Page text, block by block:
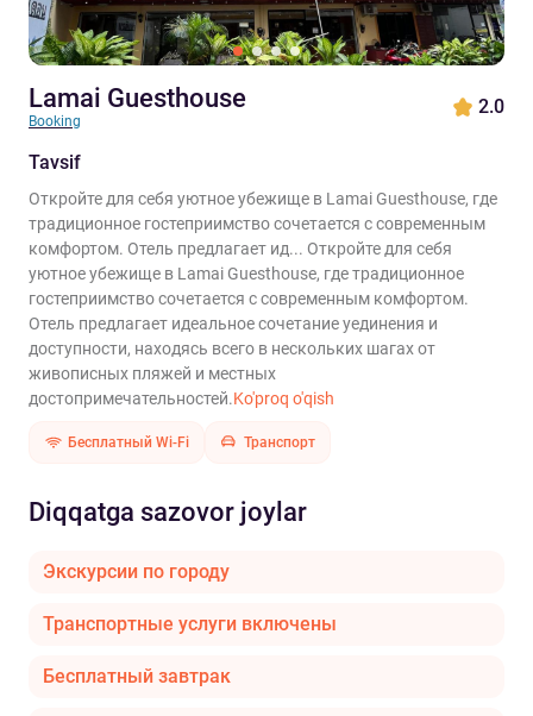
Lamai Guesthouse
Booking
2.0
Tavsif
Откройте для себя уютное убежище в Lamai Guesthouse, где
традиционное гостеприимство сочетается с современным
комфортом. Отель предлагает ид... Откройте для себя
уютное убежище в Lamai Guesthouse, где традиционное
гостеприимство сочетается с современным комфортом.
Отель предлагает идеальное сочетание уединения и
доступности, находясь всего в нескольких шагах от
живописных пляжей и местных
достопримечательностей.Ko'proq o'qish
Бесплатный Wi-Fi Транспорт
Diqqatga sazovor joylar
Экскурсии по городу
Транспортные услуги включены
Бесплатный завтрак